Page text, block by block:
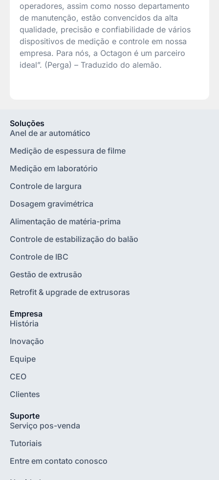
operadores, assim como nosso departamento
de manutenção, estão convencidos da alta
qualidade, precisão e confiabilidade de vários
dispositivos de medição e controle em nossa
empresa. Para nós, a Octagon é um parceiro
ideal”. (Perga) – Traduzido do alemão.
Soluções
Anel de ar automático
Medição de espessura de filme
Medição em laboratório
Controle de largura
Dosagem gravimétrica
Alimentação de matéria-prima
Controle de estabilização do balão
Controle de IBC
Gestão de extrusão
Retrofit & upgrade de extrusoras
Empresa
História
Inovação
Equipe
CEO
Clientes
Suporte
Serviço pos-venda
Tutoriais
Entre em contato conosco